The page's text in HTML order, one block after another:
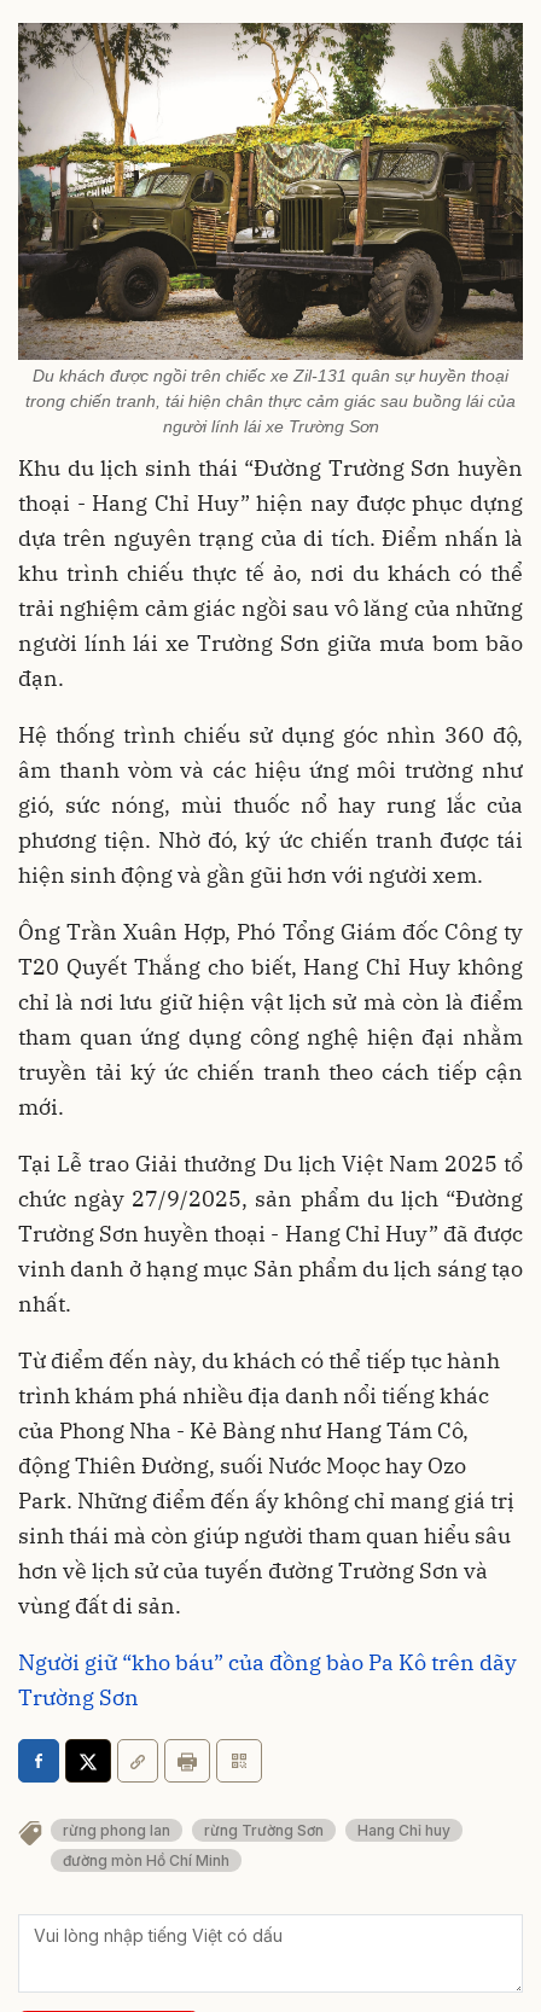
Du khách được ngồi trên chiếc xe Zil-131 quân sự huyền thoại
trong chiến tranh, tái hiện chân thực cảm giác sau buồng lái của
người lính lái xe Trường Sơn
Khu du lịch sinh thái “Đường Trường Sơn huyền
thoại - Hang Chỉ Huy” hiện nay được phục dựng
dựa trên nguyên trạng của di tích. Điểm nhấn là
khu trình chiếu thực tế ảo, nơi du khách có thể
trải nghiệm cảm giác ngồi sau vô lăng của những
người lính lái xe Trường Sơn giữa mưa bom bão
đạn.
Hệ thống trình chiếu sử dụng góc nhìn 360 độ,
âm thanh vòm và các hiệu ứng môi trường như
gió, sức nóng, mùi thuốc nổ hay rung lắc của
phương tiện. Nhờ đó, ký ức chiến tranh được tái
hiện sinh động và gần gũi hơn với người xem.
Ông Trần Xuân Hợp, Phó Tổng Giám đốc Công ty
T20 Quyết Thắng cho biết, Hang Chỉ Huy không
chỉ là nơi lưu giữ hiện vật lịch sử mà còn là điểm
tham quan ứng dụng công nghệ hiện đại nhằm
truyền tải ký ức chiến tranh theo cách tiếp cận
mới.
Tại Lễ trao Giải thưởng Du lịch Việt Nam 2025 tổ
chức ngày 27/9/2025, sản phẩm du lịch “Đường
Trường Sơn huyền thoại - Hang Chỉ Huy” đã được
vinh danh ở hạng mục Sản phẩm du lịch sáng tạo
nhất.
Từ điểm đến này, du khách có thể tiếp tục hành
trình khám phá nhiều địa danh nổi tiếng khác
của Phong Nha - Kẻ Bàng như Hang Tám Cô,
động Thiên Đường, suối Nước Moọc hay Ozo
Park. Những điểm đến ấy không chỉ mang giá trị
sinh thái mà còn giúp người tham quan hiểu sâu
hơn về lịch sử của tuyến đường Trường Sơn và
vùng đất di sản.
Người giữ “kho báu” của đồng bào Pa Kô trên dãy
Trường Sơn
rừng phong lan rừng Trường Sơn
Hang Chỉ huy
đường mòn Hồ Chí Minh